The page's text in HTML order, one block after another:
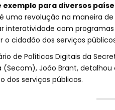
exemplo para diversos
é uma revolução na maneira
interatividade com
o cidadão dos serviços
de Políticas Digitais da
(Secom), João Brant,
dos serviços públicos.